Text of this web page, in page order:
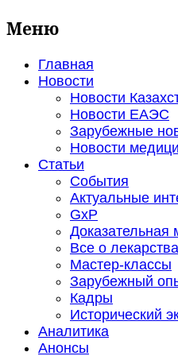
Меню
Главная
Новости
Новости
Новости ЕАЭС
Зарубежные
Новости
Статьи
События
Актуальные
GxP
Доказательная
Все о
Мастер-классы
Зарубежный
Кадры
Исторический
Аналитика
Анонсы